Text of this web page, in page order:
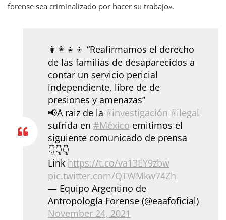
forense sea criminalizado por hacer su trabajo».
👩‍👩‍👧‍👦 “Reafirmamos el derecho
de las familias de desaparecidos a
contar un servicio pericial
independiente, libre de de
presiones y amenazas”
📢A raiz de la #investigación #ilegal
sufrida en #México emitimos el
siguiente comunicado de prensa
👇👇👇
Link https://t.co/va13EY9zbw
pic.twitter.com/QTWMkw74Zh
— Equipo Argentino de
Antropología Forense (@eaafoficial)
November 24, 2021